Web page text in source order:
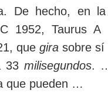
De hecho, en
1952,
quegira sobre
33 milisegundos.
que pueden …